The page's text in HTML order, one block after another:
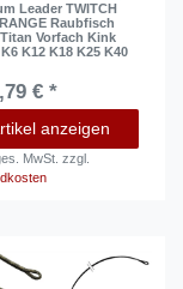
Leader TWITCH
Raubfisch
Vorfach Kink
K12 K18 K25 K40
€ *
anzeigen
MwSt. zzgl.